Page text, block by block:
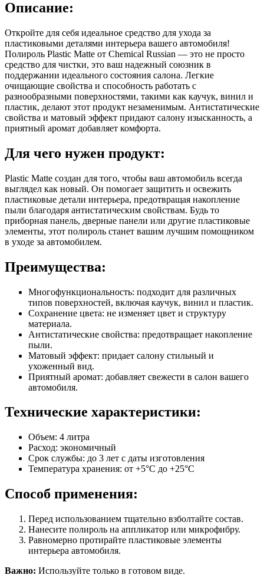
Описание:
Откройте для себя идеальное средство для ухода за
пластиковыми деталями интерьера вашего автомобиля!
Полироль Plastic Matte от Chemical Russian — это не просто
средство для чистки, это ваш надежный союзник в
поддержании идеального состояния салона. Легкие
очищающие свойства и способность работать с
разнообразными поверхностями, такими как каучук, винил и
пластик, делают этот продукт незаменимым. Антистатические
свойства и матовый эффект придают салону изысканность, а
приятный аромат добавляет комфорта.
Для чего нужен продукт:
Plastic Matte создан для того, чтобы ваш автомобиль всегда
выглядел как новый. Он помогает защитить и освежить
пластиковые детали интерьера, предотвращая накопление
пыли благодаря антистатическим свойствам. Будь то
приборная панель, дверные панели или другие пластиковые
элементы, этот полироль станет вашим лучшим помощником
в уходе за автомобилем.
Преимущества:
Многофункциональность: подходит для различных
типов поверхностей, включая каучук, винил и пластик.
Сохранение цвета: не изменяет цвет и структуру
материала.
Антистатические свойства: предотвращает накопление
пыли.
Матовый эффект: придает салону стильный и
ухоженный вид.
Приятный аромат: добавляет свежести в салон вашего
автомобиля.
Технические характеристики:
Объем: 4 литра
Расход: экономичный
Срок службы: до 3 лет с даты изготовления
Температура хранения: от +5°C до +25°C
Способ применения:
Перед использованием тщательно взболтайте состав.
Нанесите полироль на аппликатор или микрофибру.
Равномерно протирайте пластиковые элементы
интерьера автомобиля.
Важно: Используйте только в готовом виде.